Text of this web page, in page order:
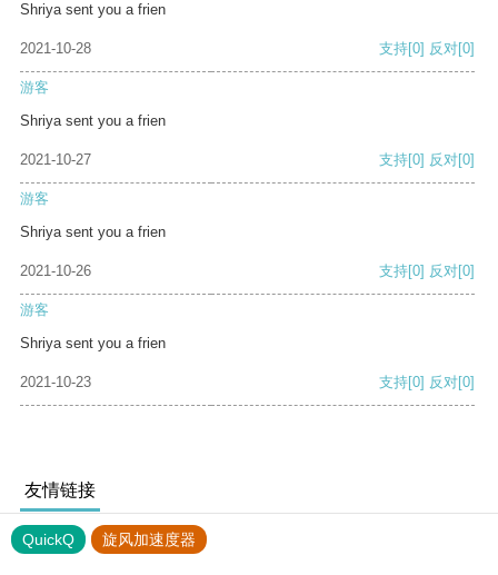
Shriya sent you a frien
2021-10-28 支持[0] 反对[0]
游客
Shriya sent you a frien
2021-10-27 支持[0] 反对[0]
游客
Shriya sent you a frien
2021-10-26 支持[0] 反对[0]
游客
Shriya sent you a frien
2021-10-23 支持[0] 反对[0]
友情链接
QuickQ 旋风加速度器